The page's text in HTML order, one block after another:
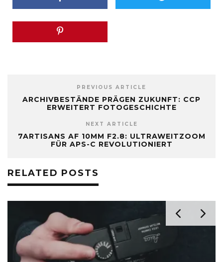
PREVIOUS ARTICLE
ARCHIVBESTÄNDE PRÄGEN ZUKUNFT: CCP
ERWEITERT FOTOGESCHICHTE
NEXT ARTICLE
7ARTISANS AF 10MM F2.8: ULTRAWEITZOOM
FÜR APS-C REVOLUTIONIERT
RELATED POSTS